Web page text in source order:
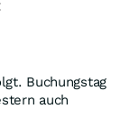
Buchungstag
auch